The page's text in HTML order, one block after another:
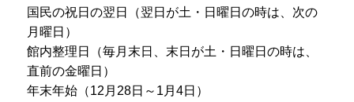
国民の祝日の翌日（翌日が土・日曜日の時は、次の
月曜日）
館内整理日（毎月末日、末日が土・日曜日の時は、
直前の金曜日）
年末年始（12月28日～1月4日）